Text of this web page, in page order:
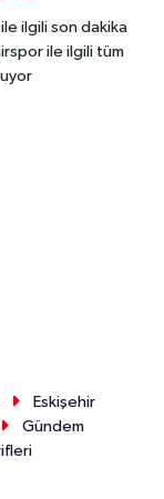
ilgili son dakika
ile ilgili tüm
Eskişehir
Gündem